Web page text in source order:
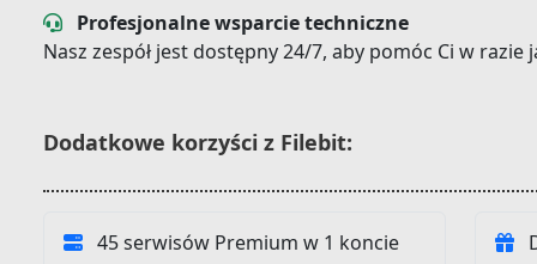
Profesjonalne wsparcie techniczne
Nasz zespół jest dostępny 24/7, aby pomóc Ci w
Dodatkowe korzyści z Filebit:
45 serwisów Premium w 1 koncie